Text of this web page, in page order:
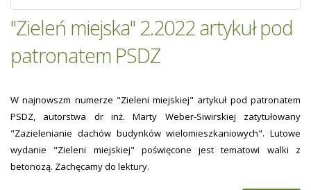
"Zieleń miejska" 2.2022 artykuł pod
patronatem PSDZ
W najnowszm numerze "Zieleni miejskiej" artykuł pod patronatem
PSDZ, autorstwa dr inż. Marty Weber-Siwirskiej zatytułowany
"Zazielenianie dachów budynków wielomieszkaniowych". Lutowe
wydanie "Zieleni miejskiej" poświęcone jest tematowi walki z
betonozą. Zachęcamy do lektury.